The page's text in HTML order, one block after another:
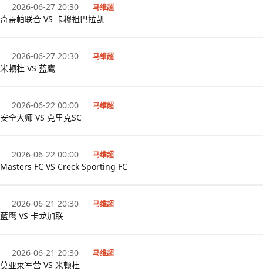
2026-06-27 20:30 马维超
奇蒂帕联合 VS 卡穆祖巴拉凯
2026-06-27 20:30 马维超
米顿杜 VS 蓝鹰
2026-06-22 00:00 马维超
安全大师 VS 克里克SC
2026-06-22 00:00 马维超
Masters FC VS Creck Sporting FC
2026-06-21 20:30 马维超
蓝鹰 VS 卡龙加联
2026-06-21 20:30 马维超
莫亚莱军营 VS 米顿杜